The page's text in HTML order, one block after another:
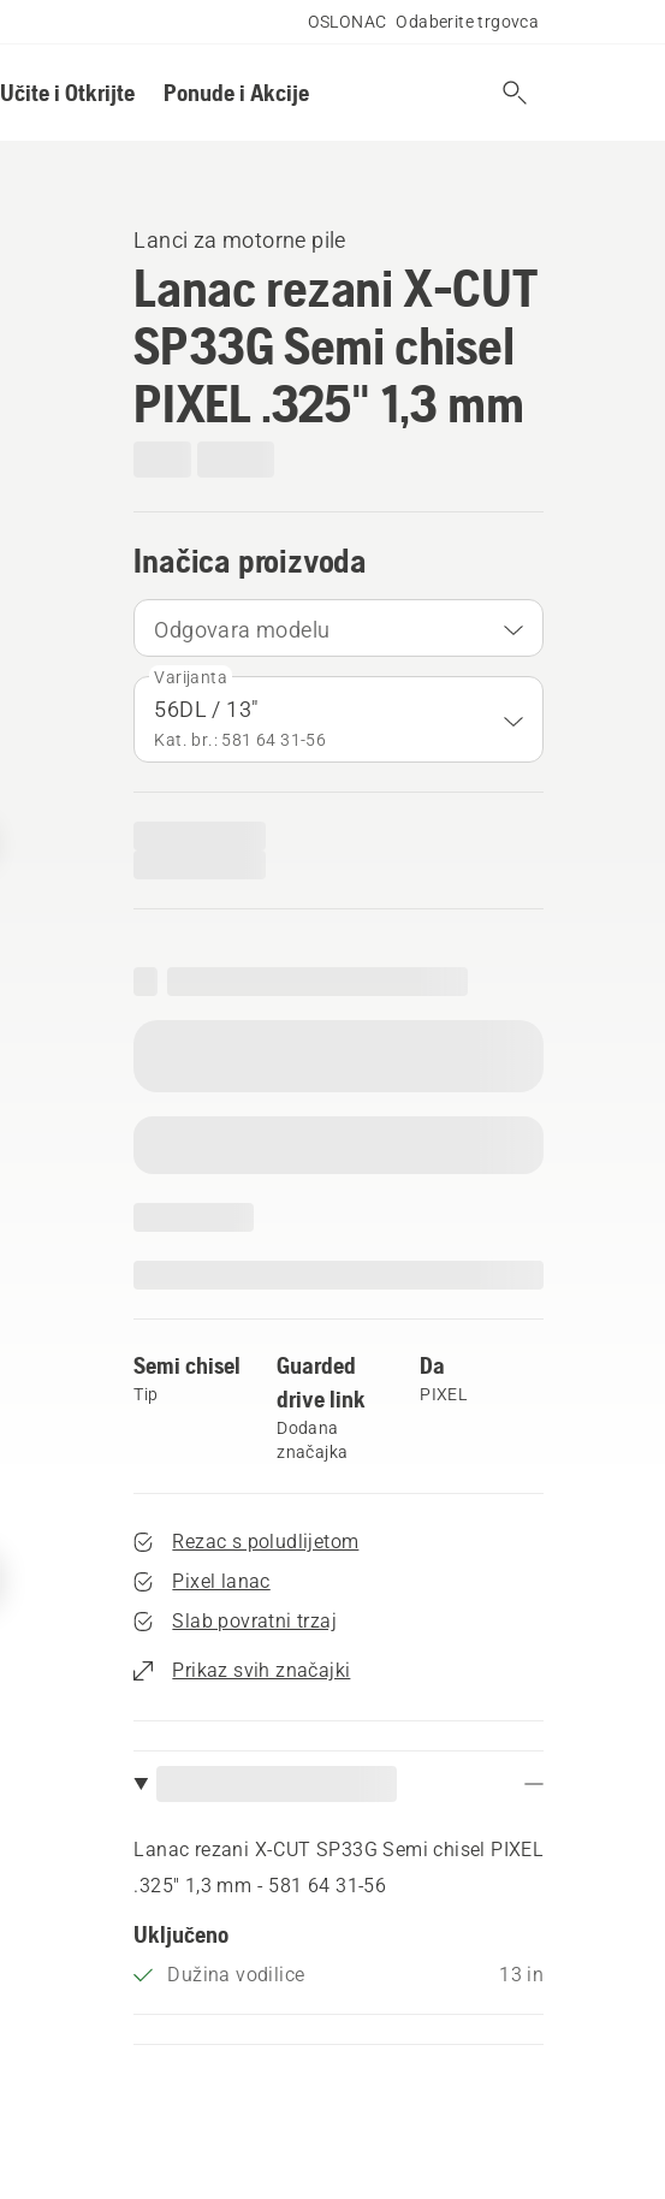
OSLONAC Odaberite trgovca
Učite i Otkrijte Ponude i Akcije
Lanci za motorne pile
Lanac rezani X-CUT
SP33G Semi chisel
PIXEL .325" 1,3 mm
Inačica proizvoda
Odgovara modelu
Varijanta
56DL / 13"
Kat. br.: 581 64 31‑56
Semi chisel
Tip
Guarded
drive link
Dodana
značajka
Da
PIXEL
Rezac s poludlijetom
Pixel lanac
Slab povratni trzaj
Prikaz svih značajki
Lanac rezani X-CUT SP33G Semi chisel PIXEL
.325" 1,3 mm - 581 64 31‑56
Uključeno
Dužina vodilice 13 in